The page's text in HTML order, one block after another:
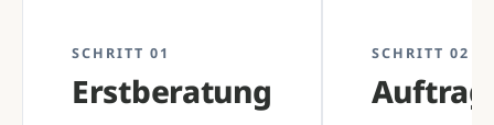
SCHRITT 01
Erstberatung
SCHRITT 02